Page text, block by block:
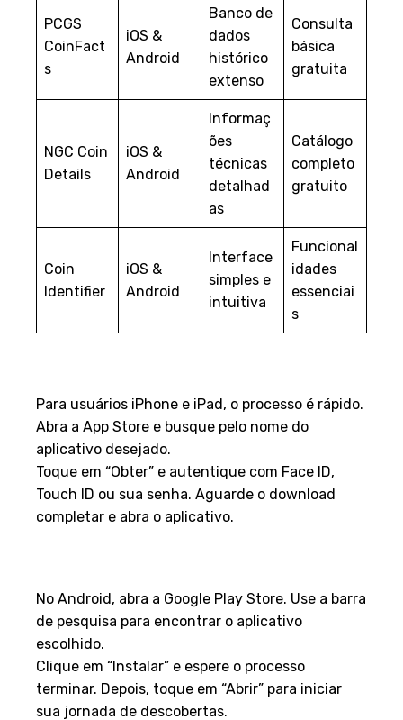
PCGS
CoinFact
s
iOS &
Android
Banco de
dados
histórico
extenso
Consulta
básica
gratuita
NGC Coin
Details
iOS &
Android
Informaç
ões
técnicas
detalhad
as
Catálogo
completo
gratuito
Coin
Identifier
iOS &
Android
Interface
simples e
intuitiva
Funcional
idades
essenciai
s
Para usuários iPhone e iPad, o processo é rápido.
Abra a App Store e busque pelo nome do
aplicativo desejado.
Toque em “Obter” e autentique com Face ID,
Touch ID ou sua senha. Aguarde o download
completar e abra o aplicativo.
No Android, abra a Google Play Store. Use a barra
de pesquisa para encontrar o aplicativo
escolhido.
Clique em “Instalar” e espere o processo
terminar. Depois, toque em “Abrir” para iniciar
sua jornada de descobertas.